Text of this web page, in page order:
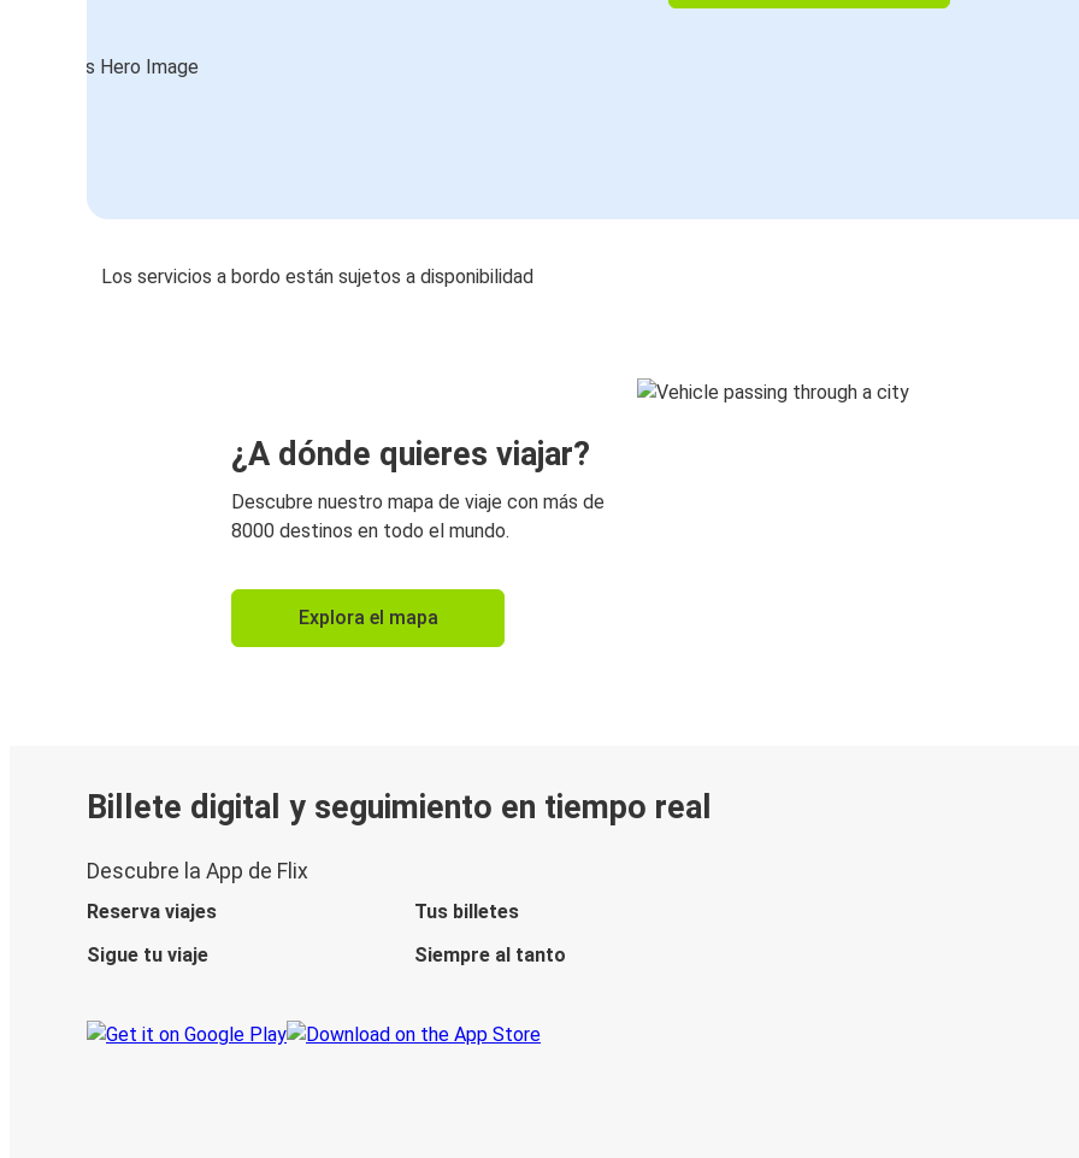
Los servicios a bordo están sujetos a disponibilidad
¿A dónde quieres viajar?
Descubre nuestro mapa de viaje con más de
8000 destinos en todo el mundo.
Explora el mapa
Billete digital y seguimiento en tiempo real
Descubre la App de Flix
Reserva viajes
Tus billetes
Sigue tu viaje
Siempre al tanto